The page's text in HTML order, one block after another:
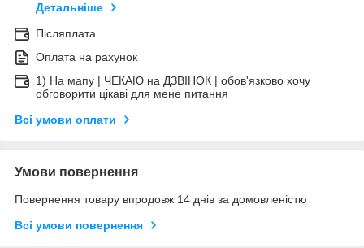
Детальніше
Післяплата
Оплата на рахунок
1) На мапу | ЧЕКАЮ на ДЗВІНОК | обов'язково хочу
обговорити цікаві для мене питання
Всі умови оплати
Умови повернення
Повернення товару впродовж 14 днів за домовленістю
Всі умови повернення